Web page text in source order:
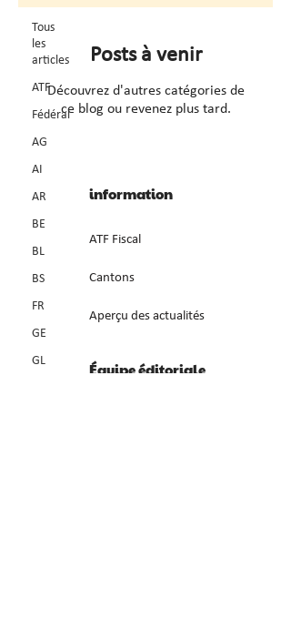
Tous
les
articles
ATF
Fédéral
AG
AI
AR
BE
BL
BS
FR
GE
GL
Posts à venir
Découvrez d'autres catégories de
ce blog ou revenez plus tard.
information
ATF Fiscal
Cantons
Aperçu des actualités
Équipe éditoriale